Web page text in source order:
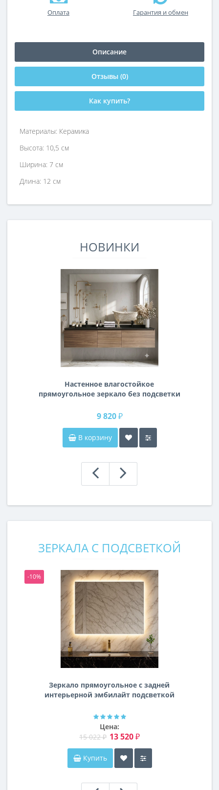
Оплата Гарантия и обмен
Описание
Отзывы (0)
Как купить?
Материалы: Керамика
Высота: 10,5 см
Ширина: 7 см
Длина: 12 см
НОВИНКИ
Настенное влагостойкое
прямоугольное зеркало без подсветки
9 820 ₽
В корзину
ЗЕРКАЛА С ПОДСВЕТКОЙ
-10%
Зеркало прямоугольное с задней
интерьерной эмбилайт подсветкой
Цена:
15 022 ₽ 13 520 ₽
Купить